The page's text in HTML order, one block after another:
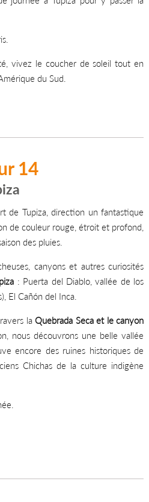
vivez le coucher de soleil tout en
du Sud.
14
de Tupiza, direction un fantastique
de couleur rouge, étroit et profond,
des pluies.
canyons et autres curiosités
: Puerta del Diablo, vallée de los
El Cañón del Inca.
laQuebrada Seca et le canyon
nous découvrons une belle vallée
encore des ruines historiques de
Chichas de la culture indigène